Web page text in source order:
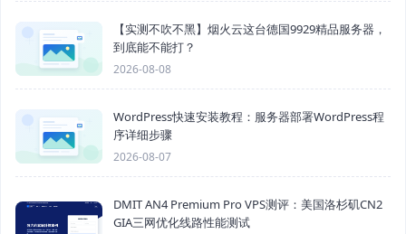
【实测不吹不黑】烟火云这台德国9929精品服务器，
到底能不能打？
2026-08-08
WordPress快速安装教程：服务器部署WordPress程
序详细步骤
2026-08-07
DMIT AN4 Premium Pro VPS测评：美国洛杉矶CN2
GIA三网优化线路性能测试